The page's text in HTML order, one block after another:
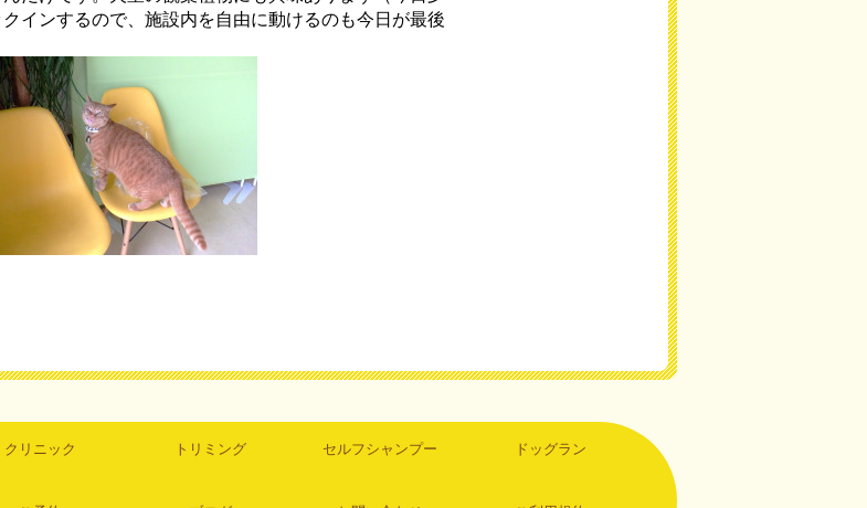
インするので、施設内を自由に動けるのも今日が最後
クリニック トリミング セルフシャンプー ドッグラン